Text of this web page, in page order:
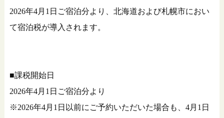
2026年4月1日ご宿泊分より、北海道および札幌市におい
て宿泊税が導入されます。
■課税開始日
2026年4月1日ご宿泊分より
※2026年4月1日以前にご予約いただいた場合も、4月1日